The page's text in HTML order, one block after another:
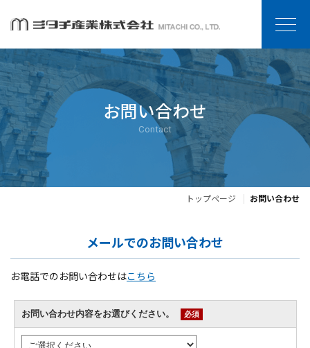
お問い合わせ
Contact
トップページ お問い合わせ
メールでのお問い合わせ
お電話でのお問い合わせはこちら
お問い合わせ内容をお選びください。 必須